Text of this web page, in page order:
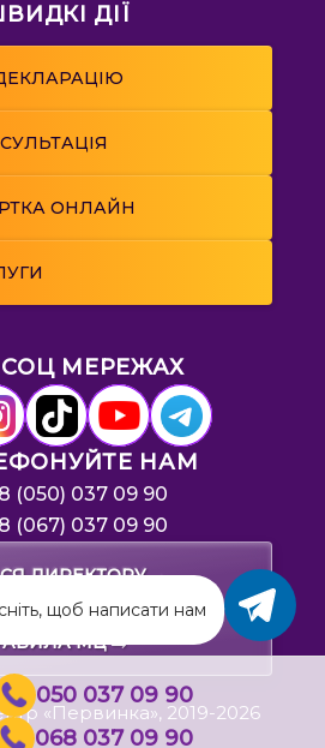
ДІЇ
ОНЛАЙН
ДИРЕКТОРУ→
МЦ→
МЕРЕЖАХ
НАМ
(050) 037 09 90
(067) 037 09 90
«Первинка», 2019-2026
050 037 09 90
068 037 09 90
щоб написати нам